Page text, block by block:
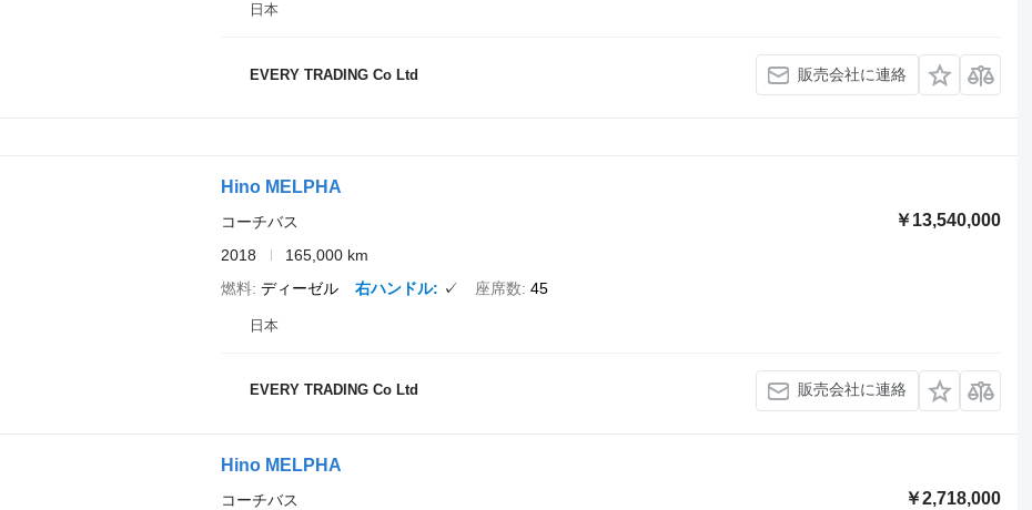
日本
EVERY TRADING Co Ltd 販売会社に連絡
Hino MELPHA
￥13,540,000
コーチバス
2018
165,000 km
燃料 ディーゼル 右ハンドル ✓ 座席数 45
日本
EVERY TRADING Co Ltd 販売会社に連絡
Hino MELPHA
￥2,718,000
コーチバス